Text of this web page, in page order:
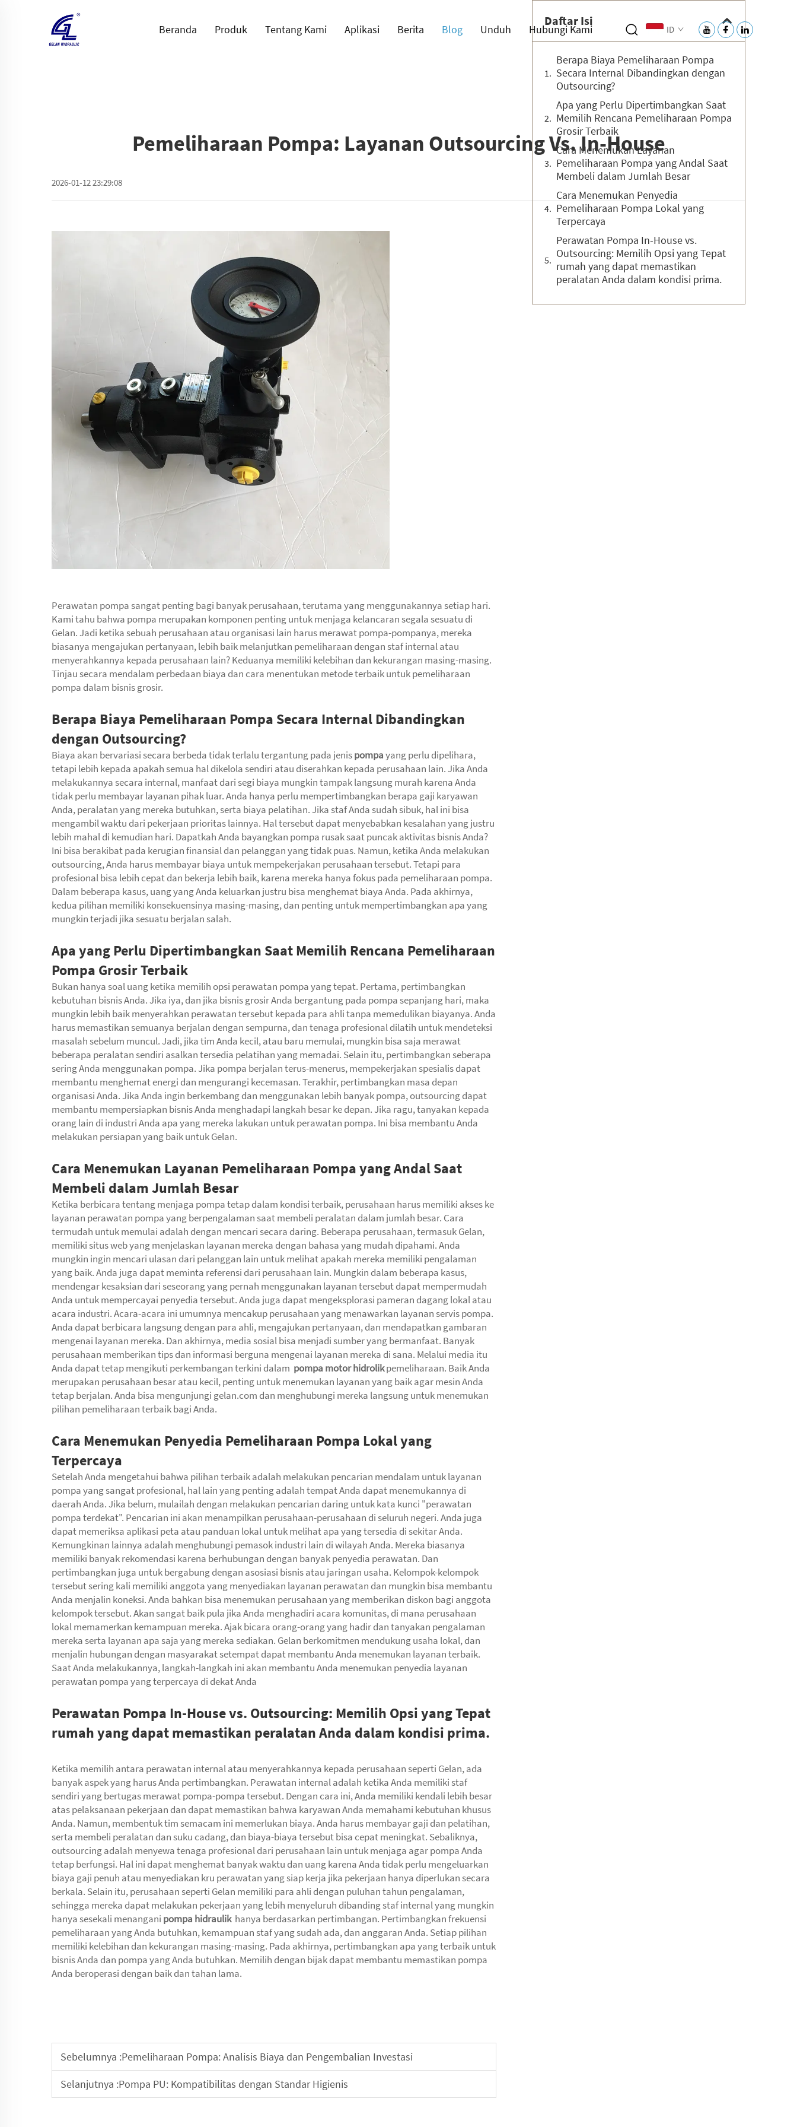
Beranda Produk Tentang Kami Aplikasi Berita Blog Unduh Hubungi Kami ID
Pemeliharaan Pompa: Layanan Outsourcing Vs. In-House
2026-01-12 23:29:08
Perawatan pompa sangat penting bagi banyak perusahaan, terutama yang menggunakannya setiap hari.
Kami tahu bahwa pompa merupakan komponen penting untuk menjaga kelancaran segala sesuatu di
Gelan. Jadi ketika sebuah perusahaan atau organisasi lain harus merawat pompa-pompanya, mereka
biasanya mengajukan pertanyaan, lebih baik melanjutkan pemeliharaan dengan staf internal atau
menyerahkannya kepada perusahaan lain? Keduanya memiliki kelebihan dan kekurangan masing-masing.
Tinjau secara mendalam perbedaan biaya dan cara menentukan metode terbaik untuk pemeliharaan
pompa dalam bisnis grosir.
Berapa Biaya Pemeliharaan Pompa Secara Internal Dibandingkan
dengan Outsourcing?
Biaya akan bervariasi secara berbeda tidak terlalu tergantung pada jenispompayang perlu dipelihara,
tetapi lebih kepada apakah semua hal dikelola sendiri atau diserahkan kepada perusahaan lain. Jika Anda
melakukannya secara internal, manfaat dari segi biaya mungkin tampak langsung murah karena Anda
tidak perlu membayar layanan pihak luar. Anda hanya perlu mempertimbangkan berapa gaji karyawan
Anda, peralatan yang mereka butuhkan, serta biaya pelatihan. Jika staf Anda sudah sibuk, hal ini bisa
mengambil waktu dari pekerjaan prioritas lainnya. Hal tersebut dapat menyebabkan kesalahan yang justru
lebih mahal di kemudian hari. Dapatkah Anda bayangkan pompa rusak saat puncak aktivitas bisnis Anda?
Ini bisa berakibat pada kerugian finansial dan pelanggan yang tidak puas. Namun, ketika Anda melakukan
outsourcing, Anda harus membayar biaya untuk mempekerjakan perusahaan tersebut. Tetapi para
profesional bisa lebih cepat dan bekerja lebih baik, karena mereka hanya fokus pada pemeliharaan pompa.
Dalam beberapa kasus, uang yang Anda keluarkan justru bisa menghemat biaya Anda. Pada akhirnya,
kedua pilihan memiliki konsekuensinya masing-masing, dan penting untuk mempertimbangkan apa yang
mungkin terjadi jika sesuatu berjalan salah.
Apa yang Perlu Dipertimbangkan Saat Memilih Rencana Pemeliharaan
Pompa Grosir Terbaik
Bukan hanya soal uang ketika memilih opsi perawatan pompa yang tepat. Pertama, pertimbangkan
kebutuhan bisnis Anda. Jika iya, dan jika bisnis grosir Anda bergantung pada pompa sepanjang hari, maka
mungkin lebih baik menyerahkan perawatan tersebut kepada para ahli tanpa memedulikan biayanya. Anda
harus memastikan semuanya berjalan dengan sempurna, dan tenaga profesional dilatih untuk mendeteksi
masalah sebelum muncul. Jadi, jika tim Anda kecil, atau baru memulai, mungkin bisa saja merawat
beberapa peralatan sendiri asalkan tersedia pelatihan yang memadai. Selain itu, pertimbangkan seberapa
sering Anda menggunakan pompa. Jika pompa berjalan terus-menerus, mempekerjakan spesialis dapat
membantu menghemat energi dan mengurangi kecemasan. Terakhir, pertimbangkan masa depan
organisasi Anda. Jika Anda ingin berkembang dan menggunakan lebih banyak pompa, outsourcing dapat
membantu mempersiapkan bisnis Anda menghadapi langkah besar ke depan. Jika ragu, tanyakan kepada
orang lain di industri Anda apa yang mereka lakukan untuk perawatan pompa. Ini bisa membantu Anda
melakukan persiapan yang baik untuk Gelan.
Cara Menemukan Layanan Pemeliharaan Pompa yang Andal Saat
Membeli dalam Jumlah Besar
Ketika berbicara tentang menjaga pompa tetap dalam kondisi terbaik, perusahaan harus memiliki akses ke
layanan perawatan pompa yang berpengalaman saat membeli peralatan dalam jumlah besar. Cara
termudah untuk memulai adalah dengan mencari secara daring. Beberapa perusahaan, termasuk Gelan,
memiliki situs web yang menjelaskan layanan mereka dengan bahasa yang mudah dipahami. Anda
mungkin ingin mencari ulasan dari pelanggan lain untuk melihat apakah mereka memiliki pengalaman
yang baik. Anda juga dapat meminta referensi dari perusahaan lain. Mungkin dalam beberapa kasus,
mendengar kesaksian dari seseorang yang pernah menggunakan layanan tersebut dapat mempermudah
Anda untuk mempercayai penyedia tersebut. Anda juga dapat mengeksplorasi pameran dagang lokal atau
acara industri. Acara-acara ini umumnya mencakup perusahaan yang menawarkan layanan servis pompa.
Anda dapat berbicara langsung dengan para ahli, mengajukan pertanyaan, dan mendapatkan gambaran
mengenai layanan mereka. Dan akhirnya, media sosial bisa menjadi sumber yang bermanfaat. Banyak
perusahaan memberikan tips dan informasi berguna mengenai layanan mereka di sana. Melalui media itu
Anda dapat tetap mengikuti perkembangan terkini dalam pompa motor hidrolikpemeliharaan. Baik Anda
merupakan perusahaan besar atau kecil, penting untuk menemukan layanan yang baik agar mesin Anda
tetap berjalan. Anda bisa mengunjungi gelan.com dan menghubungi mereka langsung untuk menemukan
pilihan pemeliharaan terbaik bagi Anda.
Cara Menemukan Penyedia Pemeliharaan Pompa Lokal yang
Terpercaya
Setelah Anda mengetahui bahwa pilihan terbaik adalah melakukan pencarian mendalam untuk layanan
pompa yang sangat profesional, hal lain yang penting adalah tempat Anda dapat menemukannya di
daerah Anda. Jika belum, mulailah dengan melakukan pencarian daring untuk kata kunci "perawatan
pompa terdekat". Pencarian ini akan menampilkan perusahaan-perusahaan di seluruh negeri. Anda juga
dapat memeriksa aplikasi peta atau panduan lokal untuk melihat apa yang tersedia di sekitar Anda.
Kemungkinan lainnya adalah menghubungi pemasok industri lain di wilayah Anda. Mereka biasanya
memiliki banyak rekomendasi karena berhubungan dengan banyak penyedia perawatan. Dan
pertimbangkan juga untuk bergabung dengan asosiasi bisnis atau jaringan usaha. Kelompok-kelompok
tersebut sering kali memiliki anggota yang menyediakan layanan perawatan dan mungkin bisa membantu
Anda menjalin koneksi. Anda bahkan bisa menemukan perusahaan yang memberikan diskon bagi anggota
kelompok tersebut. Akan sangat baik pula jika Anda menghadiri acara komunitas, di mana perusahaan
lokal memamerkan kemampuan mereka. Ajak bicara orang-orang yang hadir dan tanyakan pengalaman
mereka serta layanan apa saja yang mereka sediakan. Gelan berkomitmen mendukung usaha lokal, dan
menjalin hubungan dengan masyarakat setempat dapat membantu Anda menemukan layanan terbaik.
Saat Anda melakukannya, langkah-langkah ini akan membantu Anda menemukan penyedia layanan
perawatan pompa yang terpercaya di dekat Anda
Perawatan Pompa In-House vs. Outsourcing: Memilih Opsi yang Tepat
rumah yang dapat memastikan peralatan Anda dalam kondisi prima.
Ketika memilih antara perawatan internal atau menyerahkannya kepada perusahaan seperti Gelan, ada
banyak aspek yang harus Anda pertimbangkan. Perawatan internal adalah ketika Anda memiliki staf
sendiri yang bertugas merawat pompa-pompa tersebut. Dengan cara ini, Anda memiliki kendali lebih besar
atas pelaksanaan pekerjaan dan dapat memastikan bahwa karyawan Anda memahami kebutuhan khusus
Anda. Namun, membentuk tim semacam ini memerlukan biaya. Anda harus membayar gaji dan pelatihan,
serta membeli peralatan dan suku cadang, dan biaya-biaya tersebut bisa cepat meningkat. Sebaliknya,
outsourcing adalah menyewa tenaga profesional dari perusahaan lain untuk menjaga agar pompa Anda
tetap berfungsi. Hal ini dapat menghemat banyak waktu dan uang karena Anda tidak perlu mengeluarkan
biaya gaji penuh atau menyediakan kru perawatan yang siap kerja jika pekerjaan hanya diperlukan secara
berkala. Selain itu, perusahaan seperti Gelan memiliki para ahli dengan puluhan tahun pengalaman,
sehingga mereka dapat melakukan pekerjaan yang lebih menyeluruh dibanding staf internal yang mungkin
hanya sesekali menangani pompa hidraulik hanya berdasarkan pertimbangan. Pertimbangkan frekuensi
pemeliharaan yang Anda butuhkan, kemampuan staf yang sudah ada, dan anggaran Anda. Setiap pilihan
memiliki kelebihan dan kekurangan masing-masing. Pada akhirnya, pertimbangkan apa yang terbaik untuk
bisnis Anda dan pompa yang Anda butuhkan. Memilih dengan bijak dapat membantu memastikan pompa
Anda beroperasi dengan baik dan tahan lama.
Sebelumnya :Pemeliharaan Pompa: Analisis Biaya dan Pengembalian Investasi
Selanjutnya :Pompa PU: Kompatibilitas dengan Standar Higienis
Daftar Isi
Berapa Biaya Pemeliharaan Pompa
Secara Internal Dibandingkan dengan
Outsourcing?
Apa yang Perlu Dipertimbangkan Saat
Memilih Rencana Pemeliharaan Pompa
Grosir Terbaik
Cara Menemukan Layanan
Pemeliharaan Pompa yang Andal Saat
Membeli dalam Jumlah Besar
Cara Menemukan Penyedia
Pemeliharaan Pompa Lokal yang
Terpercaya
Perawatan Pompa In-House vs.
Outsourcing: Memilih Opsi yang Tepat
rumah yang dapat memastikan
peralatan Anda dalam kondisi prima.